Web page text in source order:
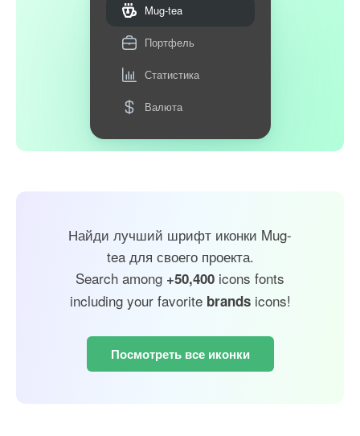
Mug-tea
Портфель
Статистика
Валюта
Найди лучший шрифт иконки Mug-
tea для своего проекта.
Search among +50,400 icons fonts
including your favorite brandsicons!
Посмотреть все иконки